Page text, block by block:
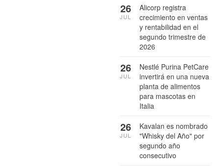
Alicorp registra
crecimiento en ventas
y rentabilidad en el
segundo trimestre de
2026
26
JUL
Nestlé Purina PetCare
invertirá en una nueva
planta de alimentos
para mascotas en
Italia
26
JUL
Kavalan es nombrado
"Whisky del Año" por
segundo año
consecutivo
26
JUL